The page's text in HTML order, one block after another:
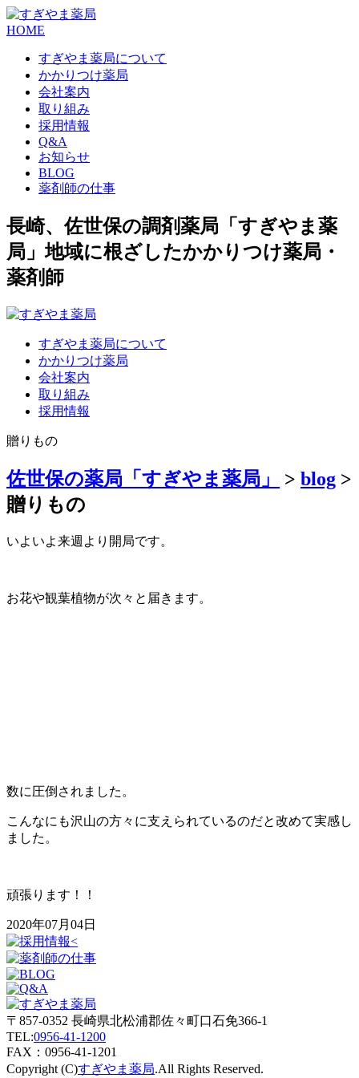
HOME
すぎやま薬局について
かかりつけ薬局
会社案内
取り組み
採用情報
Q&A
お知らせ
BLOG
薬剤師の仕事
長崎、佐世保の調剤薬局「すぎやま薬
局」地域に根ざしたかかりつけ薬局・
薬剤師
すぎやま薬局について
かかりつけ薬局
会社案内
取り組み
採用情報
贈りもの
佐世保の薬局「すぎやま薬局」 > blog >
贈りもの
いよいよ来週より開局です。
お花や観葉植物が次々と届きます。
数に圧倒されました。
こんなにも沢山の方々に支えられているのだと改めて実感し
ました。
頑張ります！！
2020年07月04日
〒857-0352 長崎県北松浦郡佐々町口石免366-1
TEL:0956-41-1200
FAX：0956-41-1201
Copyright (C)すぎやま薬局.All Rights Reserved.